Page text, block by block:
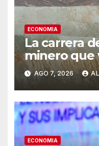
ECONOMIA
La carrera
minero que
argentino:
canadiense
Mendoza
AGO 7, 2026
ECONOMIA